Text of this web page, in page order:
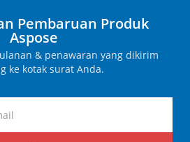
Pembaruan Produk
Aspose
& penawaran yang dikirim
ke kotak surat Anda.